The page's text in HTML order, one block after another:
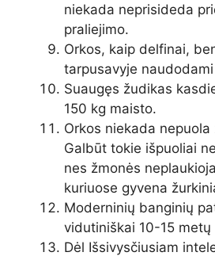
niekada neprisideda
praliejimo.
Orkos, kaip delfinai,
tarpusavyje
Suaugęs žudikas
150 kg maisto.
Orkos niekada
Galbūt tokie išpuoliai
nes žmonės
kuriuose gyvena
Moderninių banginių
vidutiniškai 10-15
Dėl Išsivysčiusiam